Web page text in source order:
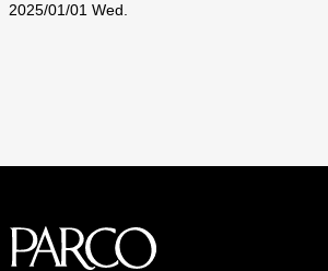
2025/01/01 Wed.